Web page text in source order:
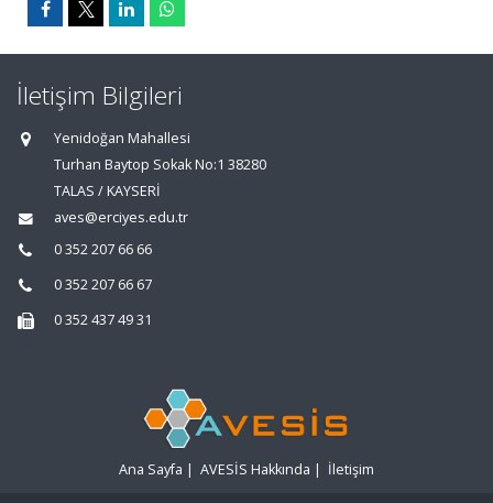
İletişim Bilgileri
Yenidoğan Mahallesi
Turhan Baytop Sokak No:1 38280
TALAS / KAYSERİ
aves@erciyes.edu.tr
0 352 207 66 66
0 352 207 66 67
0 352 437 49 31
Ana Sayfa | AVESİS Hakkında | İletişim